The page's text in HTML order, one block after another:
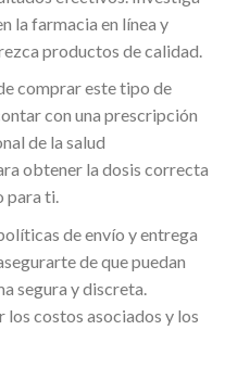
la farmacia en línea y
productos de calidad.
comprar este tipo de
con una prescripción
de la salud
obtener la dosis correcta
para ti.
de envío y entrega
de que puedan
segura y discreta.
costos asociados y los